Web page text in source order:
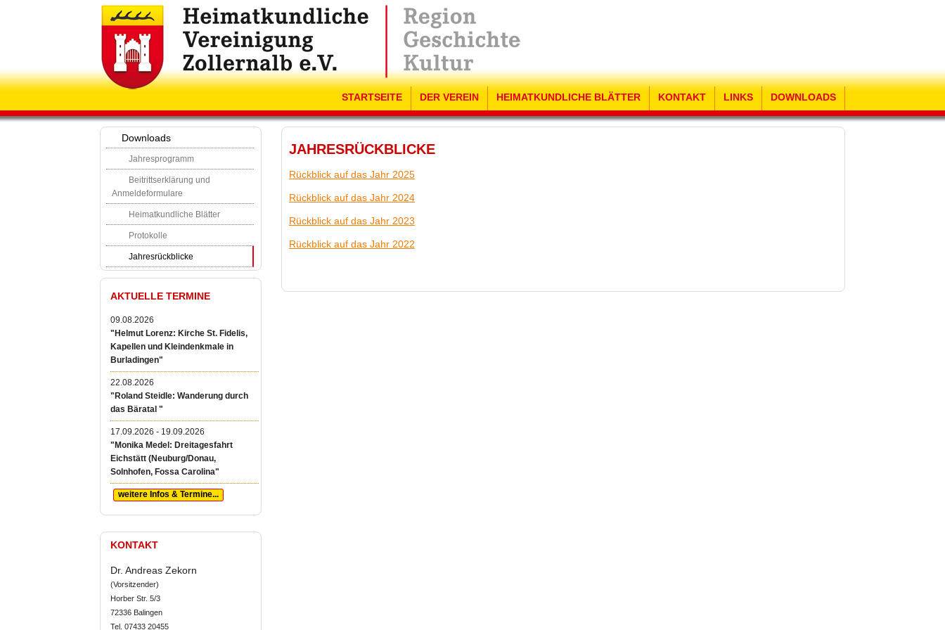
STARTSEITE DER VEREIN HEIMATKUNDLICHE BLÄTTER KONTAKT LINKS DOWNLOADS
JAHRESRÜCKBLICKE
Rückblick auf das Jahr 2025
Rückblick auf das Jahr 2024
Rückblick auf das Jahr 2023
Rückblick auf das Jahr 2022
Downloads
Jahresprogramm
Beitrittserklärung und
Anmeldeformulare
Heimatkundliche Blätter
Protokolle
Jahresrückblicke
AKTUELLE TERMINE
09.08.2026
"Helmut Lorenz: Kirche St. Fidelis,
Kapellen und Kleindenkmale in
Burladingen"
22.08.2026
"Roland Steidle: Wanderung durch
das Bäratal "
17.09.2026 - 19.09.2026
"Monika Medel: Dreitagesfahrt
Eichstätt (Neuburg/Donau,
Solnhofen, Fossa Carolina"
weitere Infos & Termine...
KONTAKT
Dr. Andreas Zekorn
(Vorsitzender)
Horber Str. 5/3
72336 Balingen
Tel. 07433 20455